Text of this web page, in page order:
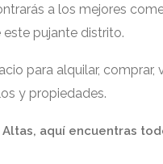
a los mejores
pujante distrito.
para alquilar, comprar,
y propiedades.
aquí encuentras